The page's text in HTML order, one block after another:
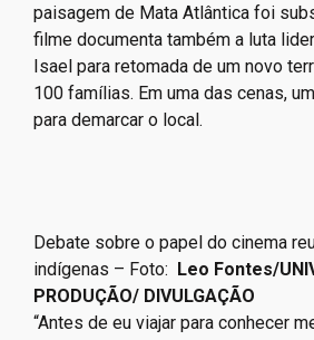
pessoas vivendo na região do Vale
Minas Gerais, dividida em aldeias
pequenos territórios. Na maioria
paisagem de Mata Atlântica foi
filme documenta também a luta